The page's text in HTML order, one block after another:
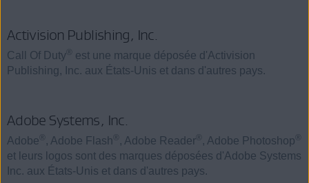
Activision Publishing, Inc.
Call Of Duty ®
est une marque déposée d'Activision
Publishing, Inc. aux États-Unis et dans d'autres pays.
Adobe Systems, Inc.
Adobe ® , Adobe Flash ® , Adobe Reader ® , Adobe Photoshop ®
et leurs logos sont des marques déposées d'Adobe Systems
Inc. aux États-Unis et dans d'autres pays.